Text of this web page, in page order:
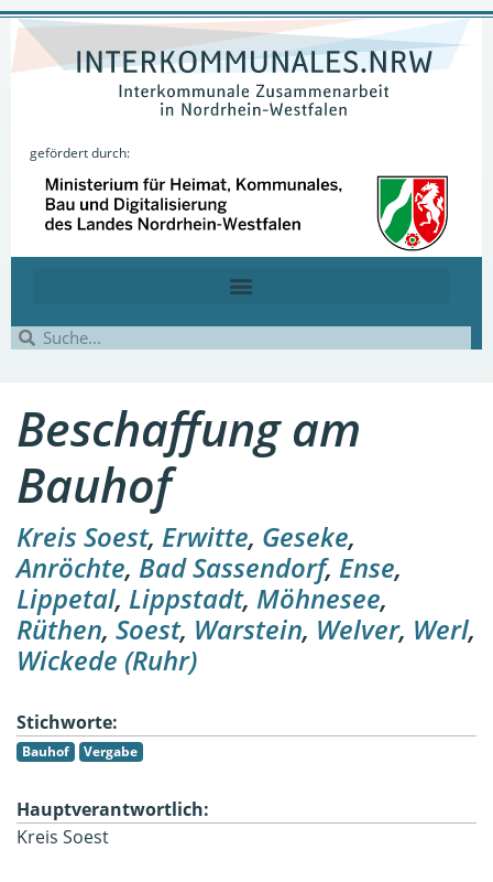
gefördert durch:
Beschaffung am
Bauhof
Kreis Soest, Erwitte, Geseke,
Anröchte, Bad Sassendorf, Ense,
Lippetal, Lippstadt, Möhnesee,
Rüthen, Soest, Warstein, Welver, Werl,
Wickede (Ruhr)
Stichworte:
Bauhof Vergabe
Hauptverantwortlich:
Kreis Soest